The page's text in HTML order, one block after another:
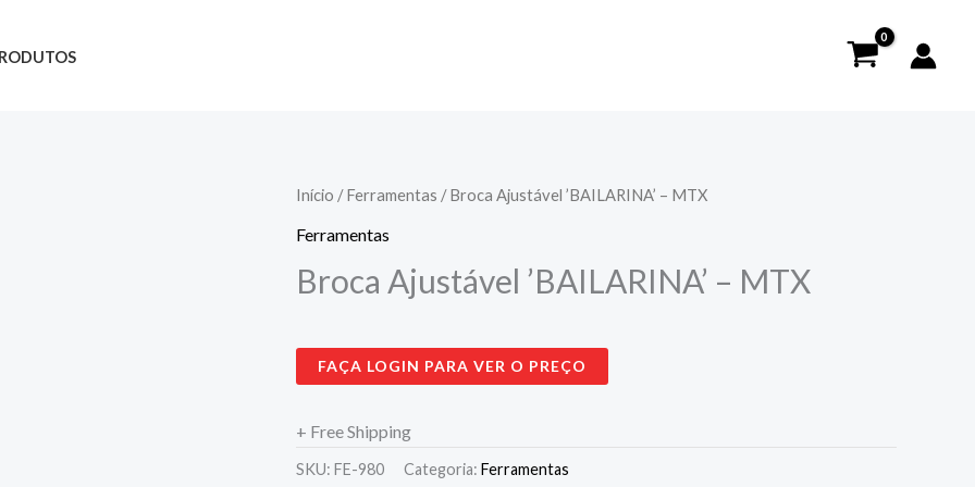
Início /Ferramentas / Broca Ajustável ’BAILARINA’ – MTX
Ferramentas
Broca Ajustável ’BAILARINA’ – MTX
FAÇA LOGIN PARA VER O PREÇO
+ Free Shipping
SKU: FE-980 Categoria: Ferramentas